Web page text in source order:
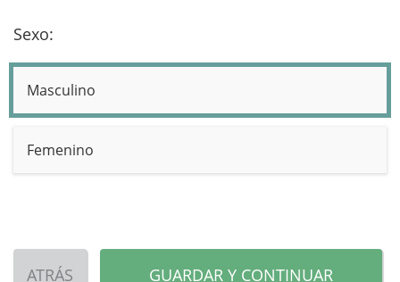
Sexo:
Masculino
Femenino
ATRÁS GUARDAR Y CONTINUAR